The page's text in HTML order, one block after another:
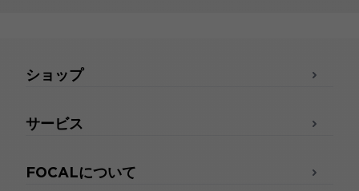
ショップ
サービス
FOCALについて